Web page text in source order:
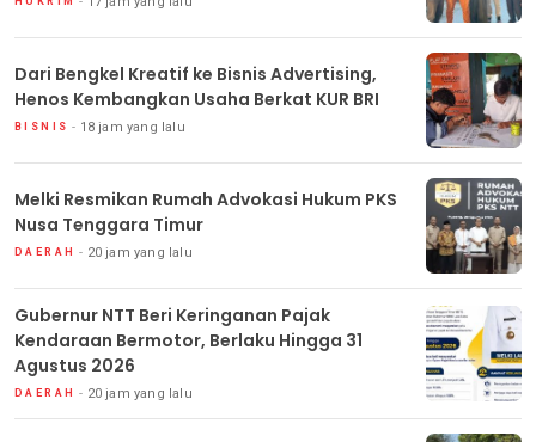
Dari Bengkel Kreatif ke Bisnis Advertising,
Henos Kembangkan Usaha Berkat KUR BRI
BISNIS 18 jam yang lalu
Melki Resmikan Rumah Advokasi Hukum PKS
Nusa Tenggara Timur
DAERAH 20 jam yang lalu
Gubernur NTT Beri Keringanan Pajak
Kendaraan Bermotor, Berlaku Hingga 31
Agustus 2026
DAERAH 20 jam yang lalu